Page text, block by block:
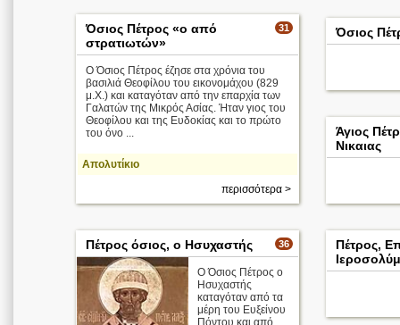
31
Όσιος Πέτρος «ο από
στρατιωτών»
Ο Όσιος Πέτρος έζησε στα χρόνια του
βασιλιά Θεοφίλου του εικονομάχου (829
μ.Χ.) και καταγόταν από την επαρχία των
Γαλατών της Μικρός Ασίας. Ήταν γιος του
Θεοφίλου και της Ευδοκίας και το πρώτο
του όνο ...
Απολυτίκιο
περισσότερα >
Όσιος
Άγιος
Νικαιας
36
Πέτρος όσιος, ο Ησυχαστής
Ο Όσιος Πέτρος ο
Ησυχαστής
καταγόταν από τα
μέρη του Ευξείνου
Πόντου και από
Πέτρος,